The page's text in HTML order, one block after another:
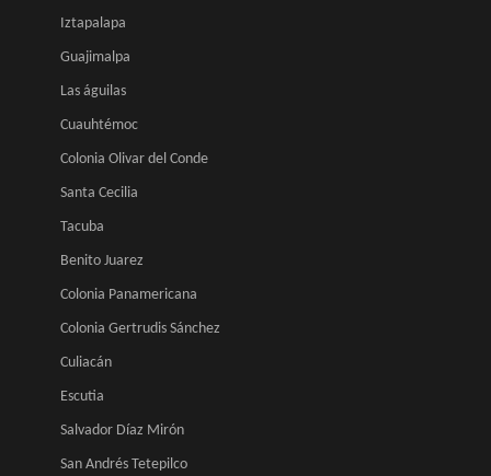
Iztapalapa
Guajimalpa
Las águilas
Cuauhtémoc
Colonia Olivar del Conde
Santa Cecilia
Tacuba
Benito Juarez
Colonia Panamericana
Colonia Gertrudis Sánchez
Culiacán
Escutia
Salvador Díaz Mirón
San Andrés Tetepilco